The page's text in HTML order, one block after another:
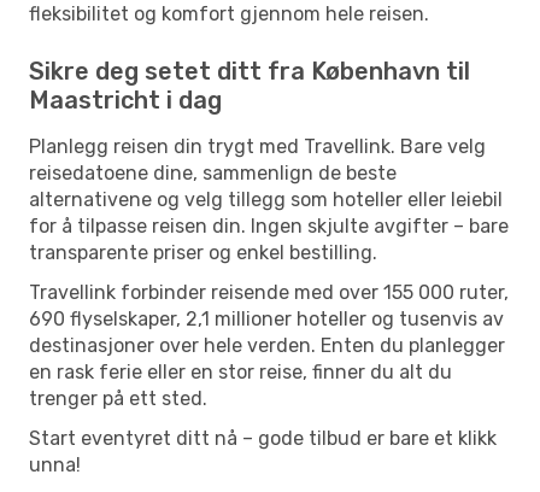
fleksibilitet og komfort gjennom hele reisen.
Sikre deg setet ditt fra København til
Maastricht i dag
Planlegg reisen din trygt med Travellink. Bare velg
reisedatoene dine, sammenlign de beste
alternativene og velg tillegg som hoteller eller leiebil
for å tilpasse reisen din. Ingen skjulte avgifter – bare
transparente priser og enkel bestilling.
Travellink forbinder reisende med over 155 000 ruter,
690 flyselskaper, 2,1 millioner hoteller og tusenvis av
destinasjoner over hele verden. Enten du planlegger
en rask ferie eller en stor reise, finner du alt du
trenger på ett sted.
Start eventyret ditt nå – gode tilbud er bare et klikk
unna!